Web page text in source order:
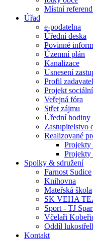
Místní
Úřad
e-podatelna
Úřední deska
Povinné
Územní plán
Kanalizace
Usnesení
Profil
Projekt
Veřejná fóra
Střet zájmu
Úřední hodiny
Zastupitelstvo
Realizované
Projekty
Spolky & sdružení
Farnost Sudice
Knihovna
Mateřská škola
SK VEHA
Sport - TJ
Včelaři
Oddíl
Kontakt